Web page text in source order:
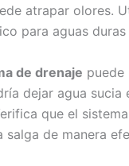
atrapar olores.
para aguas
de drenaje puede
dejar agua
que el
salga de manera